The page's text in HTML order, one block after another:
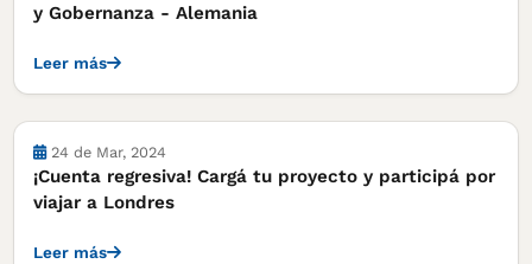
y Gobernanza - Alemania
Leer más
Cursos, concursos y becas
24 de Mar, 2024
¡Cuenta regresiva! Cargá tu proyecto y participá por
viajar a Londres
Leer más